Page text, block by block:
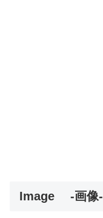
Image -画像-